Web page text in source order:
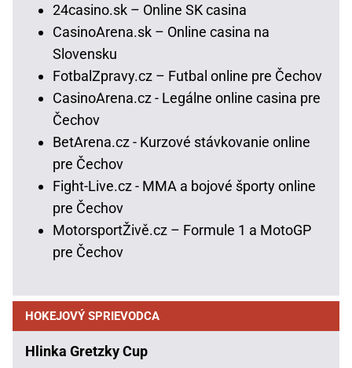
24casino.sk – Online SK casina
CasinoArena.sk – Online casina na
Slovensku
FotbalZpravy.cz – Futbal online pre Čechov
CasinoArena.cz - Legálne online casina pre
Čechov
BetArena.cz - Kurzové stávkovanie online
pre Čechov
Fight-Live.cz - MMA a bojové športy online
pre Čechov
MotorsportŽivě.cz – Formule 1 a MotoGP
pre Čechov
HOKEJOVÝ SPRIEVODCA
Hlinka Gretzky Cup